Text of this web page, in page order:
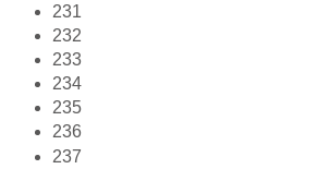
231
232
233
234
235
236
237